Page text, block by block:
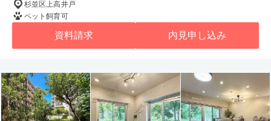
杉並区上高井戸
ペット飼育可
資料請求 内見申し込み